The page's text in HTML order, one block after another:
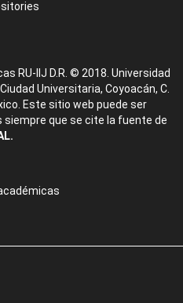
RU-IIJ D.R. © 2018. Universidad
Universitaria, Coyoacán, C.
Este sitio web puede ser
que se cite la fuente de